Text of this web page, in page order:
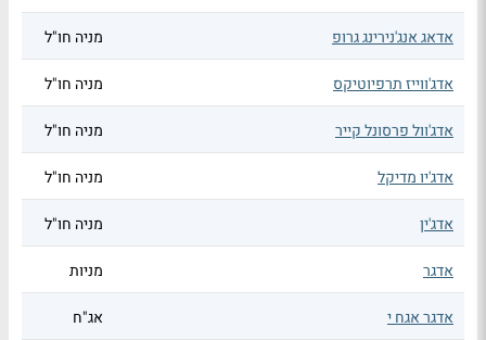
אדאג אנג'נירינג גרופ מניה חו"ל
אדג'ווייז תרפיוטיקס מניה חו"ל
אדג'וול פרסונל קייר מניה חו"ל
אדג'יו מדיקל מניה חו"ל
אדג'ין מניה חו"ל
אדגר מניות
אדגר אגח י אג"ח